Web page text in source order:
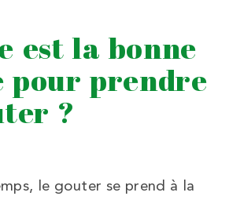
est la bonne
pour prendre
?
le gouter se prend à la